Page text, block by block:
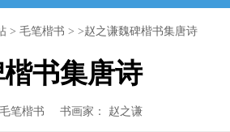
> 毛笔楷书 > >赵之谦魏碑楷书集唐诗
书集唐诗
毛笔楷书 书画家： 赵之谦